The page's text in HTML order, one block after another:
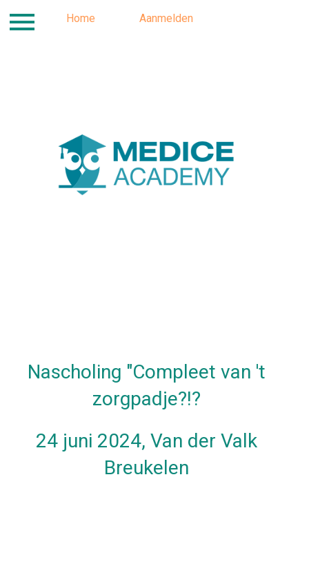
Locatie
Contact
Inloggen Home Aanmelden
Nascholing "Compleet van 't
zorgpadje?!?
24 juni 2024, Van der Valk
Breukelen